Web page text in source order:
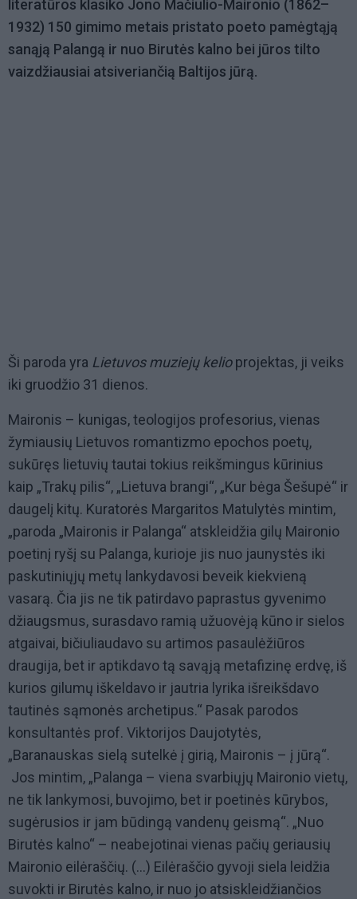
literatūros klasiko Jono Mačiulio-Maironio (1862–
1932) 150 gimimo metais pristato poeto pamėgtąją
sanąją Palangą ir nuo Birutės kalno bei jūros tilto
vaizdžiausiai atsiveriančią Baltijos jūrą.
Ši paroda yra Lietuvos muziejų kelioprojektas, ji veiks
iki gruodžio 31 dienos.
Maironis – kunigas, teologijos profesorius, vienas
žymiausių Lietuvos romantizmo epochos poetų,
sukūręs lietuvių tautai tokius reikšmingus kūrinius
kaip „Trakų pilis“, „Lietuva brangi“, „Kur bėga Šešupė“ ir
daugelį kitų. Kuratorės Margaritos Matulytės mintim,
„paroda „Maironis ir Palanga“ atskleidžia gilų Maironio
poetinį ryšį su Palanga, kurioje jis nuo jaunystės iki
paskutiniųjų metų lankydavosi beveik kiekvieną
vasarą. Čia jis ne tik patirdavo paprastus gyvenimo
džiaugsmus, surasdavo ramią užuovėją kūno ir sielos
atgaivai, bičiuliaudavo su artimos pasaulėžiūros
draugija, bet ir aptikdavo tą savąją metafizinę erdvę, iš
kurios gilumų iškeldavo ir jautria lyrika išreikšdavo
tautinės sąmonės archetipus.“ Pasak parodos
konsultantės prof. Viktorijos Daujotytės,
„Baranauskas sielą sutelkė į girią, Maironis – į jūrą“.
Jos mintim, „Palanga – viena svarbiųjų Maironio vietų,
ne tik lankymosi, buvojimo, bet ir poetinės kūrybos,
sugėrusios ir jam būdingą vandenų geismą“. „Nuo
Birutės kalno“ – neabejotinai vienas pačių geriausių
Maironio eilėraščių. (...) Eilėraščio gyvoji siela leidžia
suvokti ir Birutės kalno, ir nuo jo atsiskleidžiančios